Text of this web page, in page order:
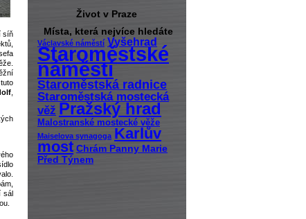
síň
sál
Život v Praze
Místa, která nejvíce hledáte
Václavské náměstí Vyšehrad
Staroměstské
náměstí
Staroměstská radnice
Staroměstská mostecká
věž Pražský hrad
Malostranské mostecké věže
Maiselova synagoga Karlův
most Chrám Panny Marie
Před Týnem